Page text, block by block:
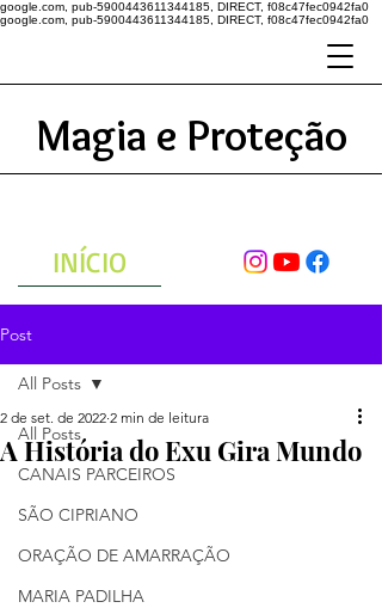
google.com, pub-5900443611344185, DIRECT, f08c47fec0942fa0
google.com, pub-5900443611344185, DIRECT, f08c47fec0942fa0
Magia e Proteção
INÍCIO
Post
All Posts
CANAIS PARCEIROS
SÃO CIPRIANO
ORAÇÃO DE AMARRAÇÃO
MARIA PADILHA
All Posts
A História do Exu Gira Mundo
2 de set. de 2022 2 min de leitura